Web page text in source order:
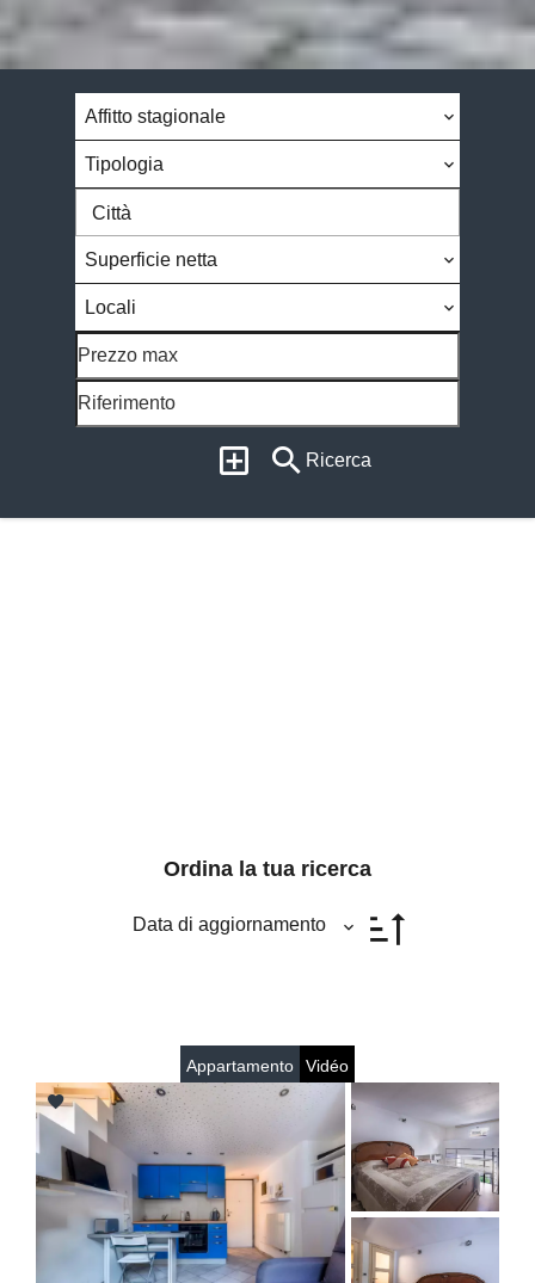
Affitto stagionale
Tipologia
Città
Superficie netta
Locali
Ricerca
Ordina la tua ricerca
Data di aggiornamento
Add
selection
Appartamento Vidéo